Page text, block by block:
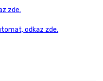
zde.
odkaz zde.